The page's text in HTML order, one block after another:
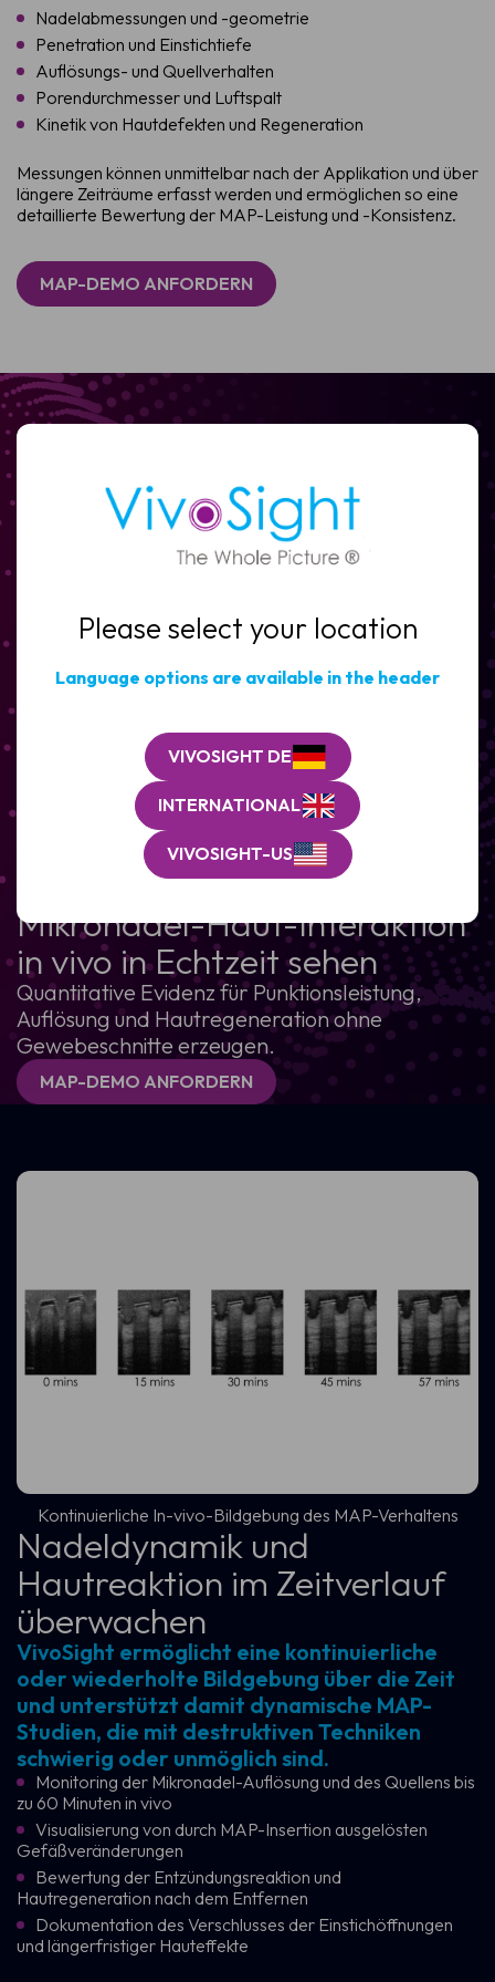
Please select your location
Language options are available in the header
VIVOSIGHT DE
INTERNATIONAL
VIVOSIGHT-US
Nadelabmessungen und -geometrie
Penetration und Einstichtiefe
Auflösungs- und Quellverhalten
Porendurchmesser und Luftspalt
Kinetik von Hautdefekten und Regeneration
Messungen können unmittelbar nach der Applikation und über
längere Zeiträume erfasst werden und ermöglichen so eine
detaillierte Bewertung der MAP-Leistung und -Konsistenz.
MAP-DEMO ANFORDERN
Mikronadel-Haut-Interaktion
in vivo in Echtzeit sehen
Quantitative Evidenz für Punktionsleistung,
Auflösung und Hautregeneration ohne
Gewebeschnitte erzeugen.
MAP-DEMO ANFORDERN
Nadeldynamik und
Hautreaktion im Zeitverlauf
überwachen
VivoSight ermöglicht eine kontinuierliche
oder wiederholte Bildgebung über die Zeit
und unterstützt damit dynamische MAP-
Studien, die mit destruktiven Techniken
schwierig oder unmöglich sind.
Monitoring der Mikronadel-Auflösung und des Quellens bis
zu 60 Minuten in vivo
Visualisierung von durch MAP-Insertion ausgelösten
Gefäßveränderungen
Bewertung der Entzündungsreaktion und
Hautregeneration nach dem Entfernen
Dokumentation des Verschlusses der Einstichöffnungen
und längerfristiger Hauteffekte
Kontinuierliche In-vivo-Bildgebung des MAP-Verhaltens
schnellere und zuverlässigere Hautbeurteilung sowie
eine nicht-invasive BCC-Diagnose ermöglicht.
(Erforderlich)
Nachricht
Vollständiger
Organisation*
(Erforderlich)